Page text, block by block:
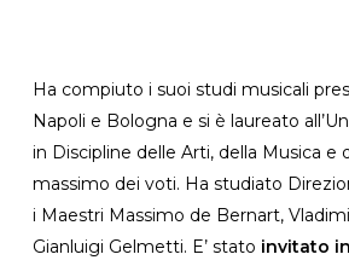
Ha compiuto i suoi studi musicali
Napoli e Bologna e si è laureato
in Discipline delle Arti, della Musica e
massimo dei voti. Ha studiato
i Maestri Massimo de Bernart,
Gianluigi Gelmetti. E’ stato invitato